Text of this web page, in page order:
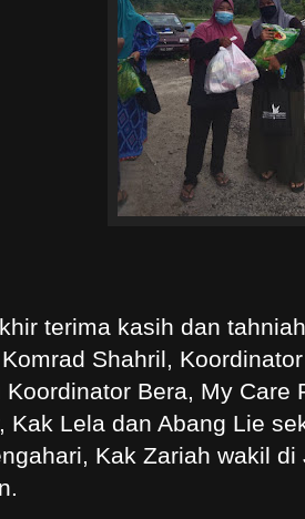
terima kasih dan
Shahril,
Koordinator Bera, My Care
Kak Lela dan Abang Lie
Kak Zariah wakil